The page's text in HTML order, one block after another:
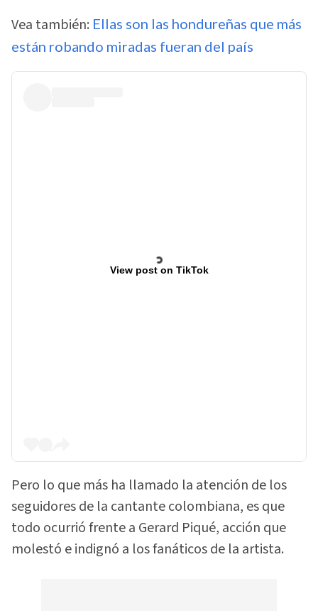
Vea también: Ellas son las hondureñas que más
están robando miradas fueran del país
View post on TikTok
Pero lo que más ha llamado la atención de los
seguidores de la cantante colombiana, es que
todo ocurrió frente a Gerard Piqué, acción que
molestó e indignó a los fanáticos de la artista.